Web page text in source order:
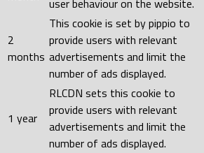
user behaviour on the website.
2
months
This cookie is set by pippio to
provide users with relevant
advertisements and limit the
number of ads displayed.
1 year
RLCDN sets this cookie to
provide users with relevant
advertisements and limit the
number of ads displayed.